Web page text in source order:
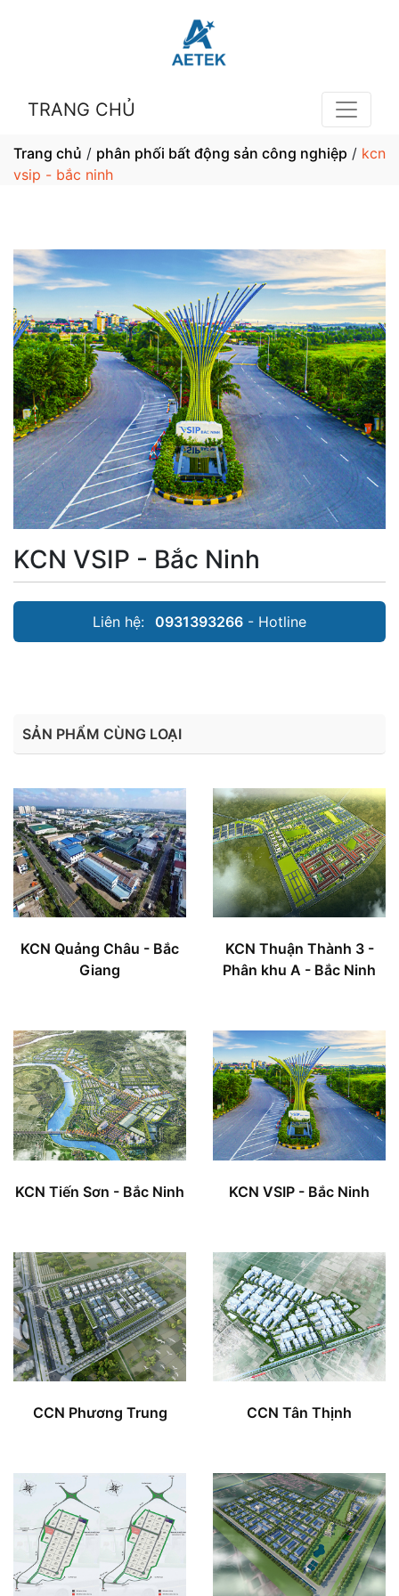
TRANG CHỦ
Trang chủ / phân phối bất động sản công nghiệp / kcn
vsip - bắc ninh
KCN VSIP - Bắc Ninh
Liên hệ: 0931393266 - Hotline
SẢN PHẨM CÙNG LOẠI
KCN Quảng Châu - Bắc
Giang
KCN Thuận Thành 3 -
Phân khu A - Bắc Ninh
KCN Tiến Sơn - Bắc Ninh KCN VSIP - Bắc Ninh
CCN Phương Trung CCN Tân Thịnh